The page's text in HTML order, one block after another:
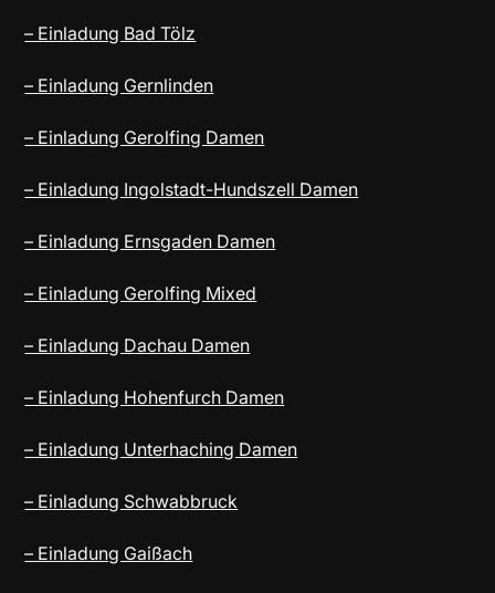
– Einladung Bad Tölz
– Einladung Gernlinden
– Einladung Gerolfing Damen
– Einladung Ingolstadt-Hundszell Damen
– Einladung Ernsgaden Damen
– Einladung Gerolfing Mixed
– Einladung Dachau Damen
– Einladung Hohenfurch Damen
– Einladung Unterhaching Damen
– Einladung Schwabbruck
– Einladung Gaißach